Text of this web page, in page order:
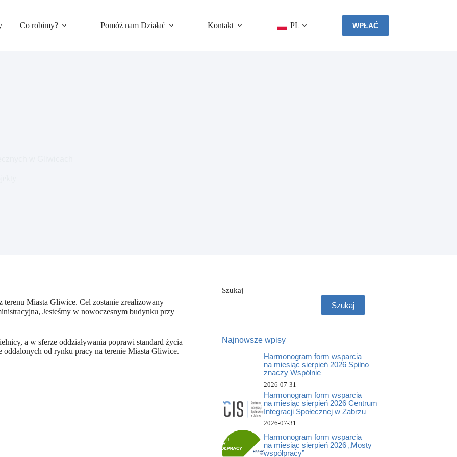
Co robimy? Pomóż nam Działać Kontakt PL WPŁAĆ
terenu Miasta Gliwice. Cel zostanie zrealizowany
Jesteśmy w nowoczesnym budynku przy
a w sferze oddziaływania poprawi standard życia
oddalonych od rynku pracy na terenie Miasta Gliwice.
Szukaj
Szukaj
Najnowsze wpisy
Harmonogram form wsparcia
na miesiąc sierpień 2026 Spilno
znaczy Wspólnie
2026-07-31
Harmonogram form wsparcia
na miesiąc sierpień 2026 Centrum
Integracji Społecznej w Zabrzu
2026-07-31
Harmonogram form wsparcia
na miesiąc sierpień 2026 „Mosty
współpracy”